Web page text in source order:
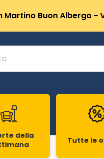
Martino Buon Albergo -
della
Tutte le